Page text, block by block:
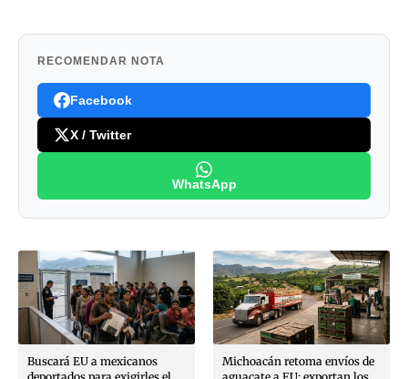
RECOMENDAR NOTA
Facebook
X / Twitter
WhatsApp
Buscará EU a mexicanos
Michoacán retoma envíos de